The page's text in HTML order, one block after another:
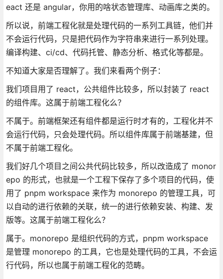
eact 还是 angular，你用的啥状态管理库、动画库之类的。
所以说，前端工程化就是处理代码的一系列工具链，他们并
不会运行代码，只是把代码作为字符串来进行一系列处理。
编译构建、ci/cd、代码托管、静态分析、格式化等都是。
不知道大家是否理解了。我们来看两个例子：
我们项目用了 react，公共组件比较多，所以封装了 react
的组件库。这属于前端工程化么？
不属于。前端框架还有组件都是运行时才有的，工程化并不
会运行代码，只会处理代码。所以组件库属于前端基建，但
不属于前端工程化。
我们好几个项目之间公共代码比较多，所以改造成了 monor
epo 的形式，也就是一个工程下保存了多个项目的代码，使
用了 pnpm workspace 来作为 monorepo 的管理工具，可
以自动的进行依赖的关联，统一的进行依赖安装、构建、发
版等。这属于前端工程化么？
属于。monorepo 是组织代码的方式，pnpm workspace
是管理 monorepo 的工具，它也是处理代码的工具，不会运
行代码，所以也属于前端工程化的范畴。